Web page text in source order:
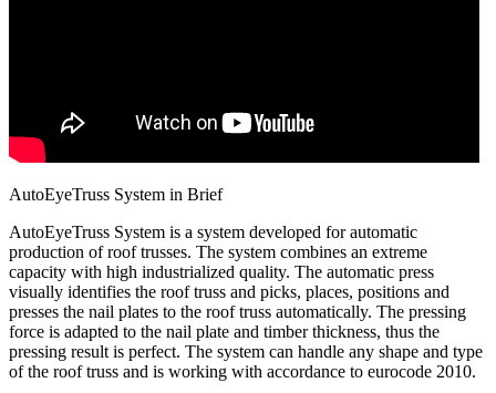
AutoEyeTruss System in Brief
AutoEyeTruss System is a system developed for automatic
production of roof trusses. The system combines an extreme
capacity with high industrialized quality. The automatic press
visually identifies the roof truss and picks, places, positions and
presses the nail plates to the roof truss automatically. The pressing
force is adapted to the nail plate and timber thickness, thus the
pressing result is perfect. The system can handle any shape and type
of the roof truss and is working with accordance to eurocode 2010.